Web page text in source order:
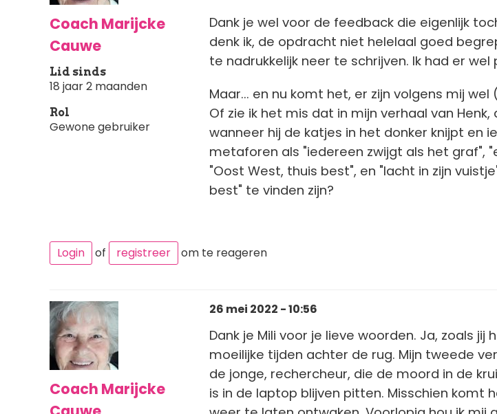
Coach Marijcke
Cauwe
Lid sinds
18 jaar 2 maanden
Rol
Gewone gebruiker
Dank je wel voor de feedback die eigenlijk
denk ik, de opdracht niet helelaal goed
te nadrukkelijk neer te schrijven. Ik had er wel
Maar... en nu komt het, er zijn volgens mij
Of zie ik het mis dat in mijn verhaal van
wanneer hij de katjes in het donker knijpt en
metaforen als "iedereen zwijgt als het graf",
"Oost West, thuis best", en "lacht in zijn
best" te vinden zijn?
Login of registreer om te reageren
Coach Marijcke
26 mei 2022 - 10:56
Dank je Mili voor je lieve woorden. Ja, zoals jij
moeilijke tijden achter de rug. Mijn tweede
de jonge, rechercheur, die de moord in de
is in de laptop blijven pitten. Misschien komt